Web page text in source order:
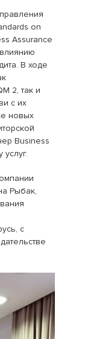
on
Assurance
В ходе
2, так и
с их
новых
Business
услуг.
Рыбак,
с